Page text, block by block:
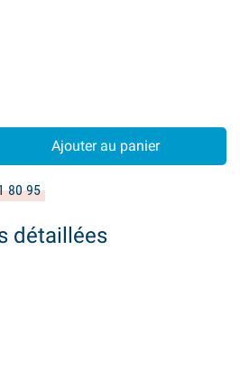
Ajouter au panier
80 95
détaillées